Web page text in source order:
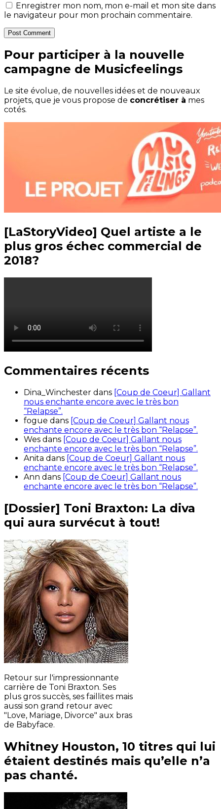
Enregistrer mon nom, mon e-mail et mon site dans
le navigateur pour mon prochain commentaire.
Post Comment
Pour participer à la nouvelle
campagne de Musicfeelings
Le site évolue, de nouvelles idées et de nouveaux
projets, que je vous propose de concrétiser à mes
cotés.
[LaStoryVideo] Quel artiste a le
plus gros échec commercial de
2018?
Commentaires récents
Dina_Winchester dans [Coup de Coeur] Gallant
nous enchante encore avec le très bon
“Relapse”.
fogue dans [Coup de Coeur] Gallant nous
enchante encore avec le très bon “Relapse”.
Wes dans [Coup de Coeur] Gallant nous
enchante encore avec le très bon “Relapse”.
Anita dans [Coup de Coeur] Gallant nous
enchante encore avec le très bon “Relapse”.
Ann dans [Coup de Coeur] Gallant nous
enchante encore avec le très bon “Relapse”.
[Dossier] Toni Braxton: La diva
qui aura survécut à tout!
Retour sur l'impressionnante
carrière de Toni Braxton. Ses
plus gros succès, ses faillites mais
aussi son grand retour avec
"Love, Mariage, Divorce" aux bras
de Babyface.
Whitney Houston, 10 titres qui lui
étaient destinés mais qu’elle n’a
pas chanté.